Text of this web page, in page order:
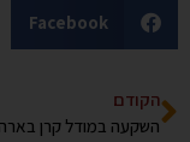
Facebook
הקודם